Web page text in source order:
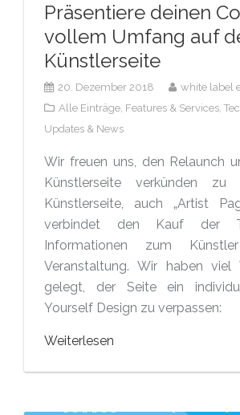
Präsentiere deinen
vollem Umfang auf
Künstlerseite
20. Dezember 2018
white label
Alle Einträge, Features & Services,
Updates & News
Wir freuen uns, den Relaunch
Künstlerseite verkünden zu
Künstlerseite, auch „Artist
verbindet den Kauf der
Informationen zum
Veranstaltung. Wir haben viel
gelegt, der Seite ein
Yourself Design zu verpassen:
Weiterlesen